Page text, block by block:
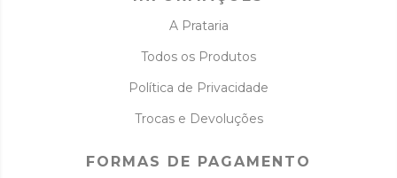
A Prataria
Todos os Produtos
Política de Privacidade
Trocas e Devoluções
FORMAS DE PAGAMENTO